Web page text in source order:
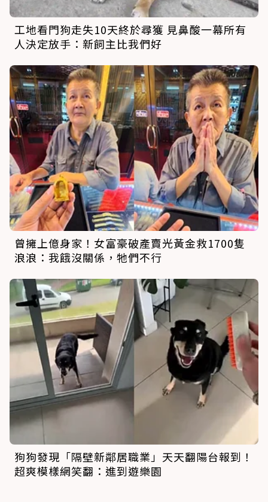
工地看門狗走失10天終於尋獲 見鼻酸一幕所有
人決定放手：新飼主比我們好
曾擁上億身家！女富豪破產賣光黃金救1700隻
浪浪：我餓沒關係，牠們不行
狗狗發現「隔壁新鄰居職業」天天翻陽台報到！
超爽模樣網笑翻：進到遊樂園